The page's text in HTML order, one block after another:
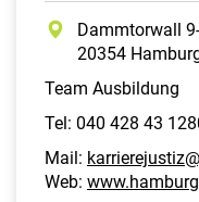
Dammtorwall
20354
Team Ausbildung
Tel: 040 428 43
Mail:
Web: